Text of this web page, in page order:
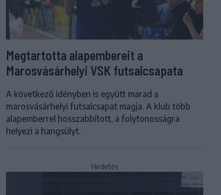
Megtartotta alapembereit a
Marosvásárhelyi VSK futsalcsapata
A következő idényben is együtt marad a
marosvásárhelyi futsalcsapat magja. A klub több
alapemberrel hosszabbított, a folytonosságra
helyezi a hangsúlyt.
Hirdetés